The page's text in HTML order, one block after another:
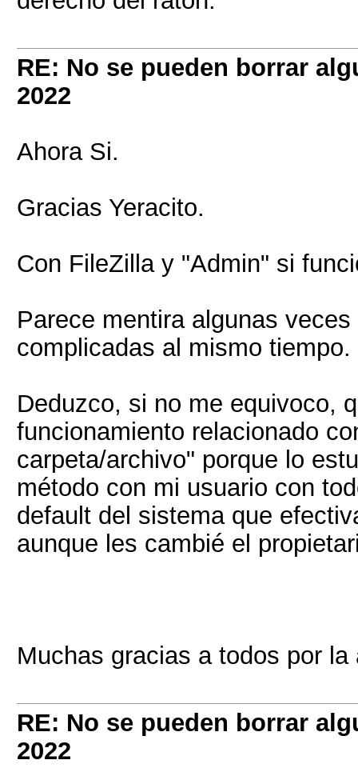
RE: No se pueden borrar
2022
Ahora Si.
Gracias Yeracito.
Con FileZilla y "Admin" si
Parece mentira algunas
complicadas al mismo tiempo.
Deduzco, si no me equivoco,
funcionamiento relacionado
carpeta/archivo" porque lo
método con mi usuario con
default del sistema que
aunque les cambié el
Muchas gracias a todos por la
RE: No se pueden borrar
2022